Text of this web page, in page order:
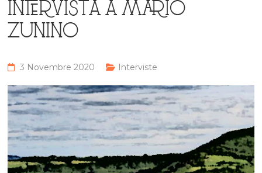
INTERVISTA A MARIO
ZUNINO
3 Novembre 2020 Interviste